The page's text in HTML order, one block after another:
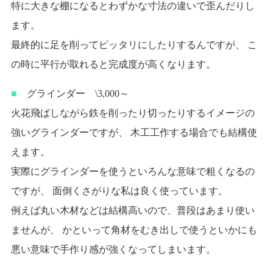
特に大きな棚になるとわずかな寸法の違いで歪んだりし
ます。
最終的に足を削ってピッタリにしたりするんですが、 こ
の時に平行が取れると完成度が高くなります。
■ グラインダー \3,000～
火花飛ばしながら鉄を削ったり切ったりするイメージの
強いグラインダーですが、 木工工作する場合でも結構使
えます。
実際にグラインダーを使うといろんな意味で粗くなるの
ですが、 面倒くさがりな私は良く使っています。
例えば丸い木材などは結構高いので、普段はあまり使い
ませんが、 かといって角材をむき出しで使うといかにも
悪い意味で手作り感が強くなってしまいます。